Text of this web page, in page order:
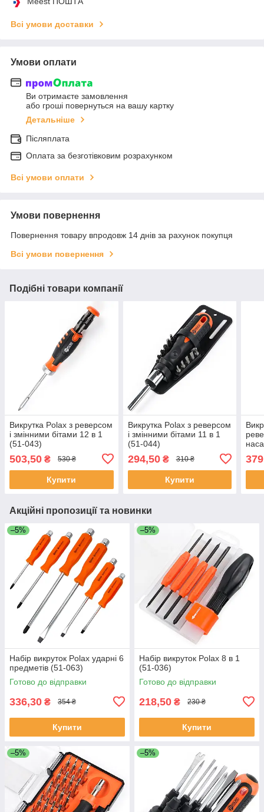
Всі умови доставки
Умови оплати
Ви отримаєте замовлення
або гроші повернуться на вашу картку
Детальніше
Післяплата
Оплата за безготівковим розрахунком
Всі умови оплати
Умови повернення
Повернення товару впродовж 14 днів за рахунок покупця
Всі умови повернення
Подібні товари компанії
Викрутка Polax з реверсом
і змінними бітами 12 в 1
(51-043)
503,50 ₴ 530 ₴
Купити
Викрутка Polax з реверсом
і змінними бітами 11 в 1
(51-044)
294,50₴ 310 ₴
Купити
Акційні пропозиції та новинки
–5%
Набір викруток Polax ударні 6
предметів (51-063)
Готово до відправки
336,30 ₴ 354 ₴
Купити
–5%
Набір викруток Polax 8 в 1
(51-036)
Готово до відправки
218,50 ₴ 230 ₴
Купити
–5% –5%